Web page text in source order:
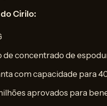
Cirilo:
de concentrado de
com capacidade para
aprovados para